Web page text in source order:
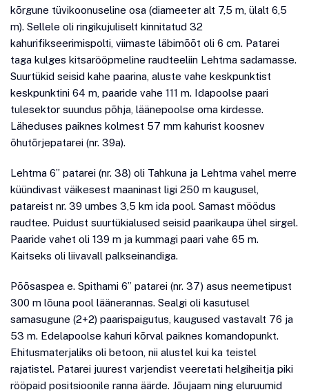
kõrgune tüvikoonuseline osa (diameeter alt 7,5 m, ülalt 6,5
m). Sellele oli ringikujuliselt kinnitatud 32
kahurifikseerimispolti, viimaste läbimõõt oli 6 cm. Patarei
taga kulges kitsarööpmeline raudteeliin Lehtma sadamasse.
Suurtükid seisid kahe paarina, aluste vahe keskpunktist
keskpunktini 64 m, paaride vahe 111 m. Idapoolse paari
tulesektor suundus põhja, läänepoolse oma kirdesse.
Läheduses paiknes kolmest 57 mm kahurist koosnev
õhutõrjepatarei (nr. 39a).
Lehtma 6” patarei (nr. 38) oli Tahkuna ja Lehtma vahel merre
küündivast väikesest maaninast ligi 250 m kaugusel,
patareist nr. 39 umbes 3,5 km ida pool. Samast möödus
raudtee. Puidust suurtükialused seisid paarikaupa ühel sirgel.
Paaride vahet oli 139 m ja kummagi paari vahe 65 m.
Kaitseks oli liivavall palkseinandiga.
Põõsaspea e. Spithami 6” patarei (nr. 37) asus neemetipust
300 m lõuna pool läänerannas. Sealgi oli kasutusel
samasugune (2+2) paarispaigutus, kaugused vastavalt 76 ja
53 m. Edelapoolse kahuri kõrval paiknes komandopunkt.
Ehitusmaterjaliks oli betoon, nii alustel kui ka teistel
rajatistel. Patarei juurest varjendist veeretati helgiheitja piki
rööpaid positsioonile ranna äärde. Jõujaam ning eluruumid